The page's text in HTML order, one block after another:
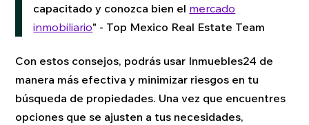
capacitado y conozca bien el mercado
inmobiliario" - Top Mexico Real Estate Team
Con estos consejos, podrás usar Inmuebles24 de
manera más efectiva y minimizar riesgos en tu
búsqueda de propiedades. Una vez que encuentres
opciones que se ajusten a tus necesidades,